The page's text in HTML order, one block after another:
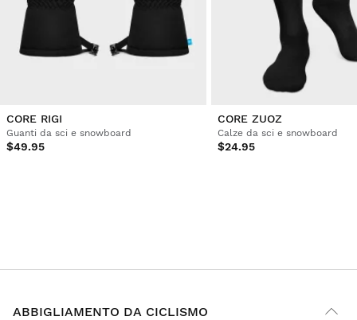
CORE RIGI
Guanti da sci e snowboard
$49.95
CORE ZUOZ
Calze da sci e snowboard
$24.95
ABBIGLIAMENTO DA CICLISMO